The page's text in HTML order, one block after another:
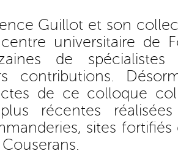
Guillot et son
universitaire de
de
contributions.
de ce colloque
récentes
sites